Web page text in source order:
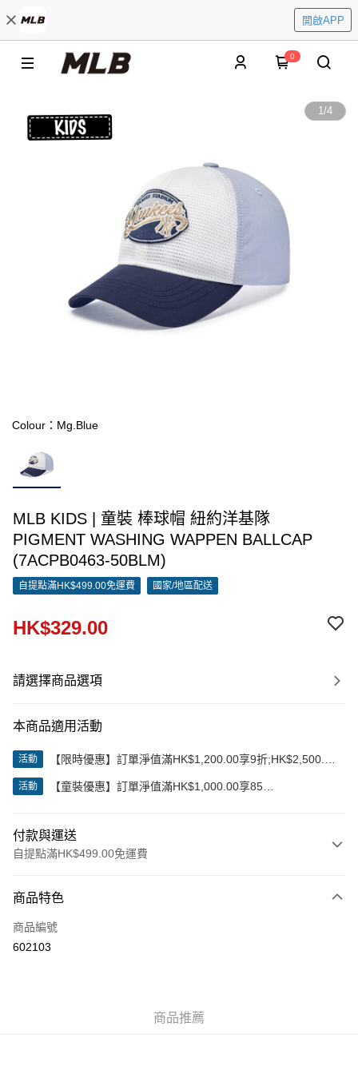
開啟APP
0
1/4
Colour：Mg.Blue
MLB KIDS | 童裝 棒球帽 紐約洋基隊
PIGMENT WASHING WAPPEN BALLCAP
(7ACPB0463-50BLM)
自提點滿HK$499.00免運費 國家/地區配送
HK$329.00
請選擇商品選項
本商品適用活動
活動
【限時優惠】訂單淨值滿HK$1,200.00享9折;HK$2,500.00
活動
【童裝優惠】訂單淨值滿HK$1,000.00享85
付款與運送
自提點滿HK$499.00免運費
信用卡
Apple Pay
商品特色
商品編號
602103
商品推薦